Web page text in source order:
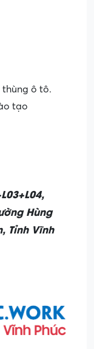
thùng ô tô.
tạo
Hùng
Tỉnh Vĩnh